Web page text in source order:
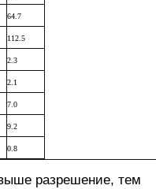
64.7
112.5
2.3
2.1
7.0
9.2
0.8
разрешение, тем